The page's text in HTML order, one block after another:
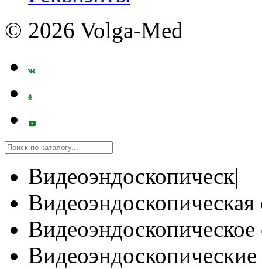
© 2026 Volga-Med
Видеоэндоскопическ|
Видеоэндоскопическая